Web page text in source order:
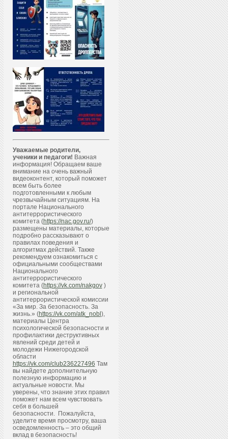
Уважаемые родители,
ученики и педагоги! Важная
информация! Обращаем ваше
внимание на очень важный
видеоконтент, который поможет
всем быть более
подготовленными к любым
чрезвычайным ситуациям. На
портале Национального
антитеррористического
комитета (https://nac.gov.ru/)
размещены материалы, которые
подробно рассказывают о
правилах поведения и
алгоритмах действий. Также
рекомендуем ознакомиться с
официальными сообществами
Национального
антитеррористического
комитета (https://vk.com/nakgov)
и региональной
антитеррористической комиссии
«За мир. За безопасность. За
жизнь.» (https://vk.com/atk_nobl ),
материалы Центра
психологической безопасности и
профилактики деструктивных
явлений среди детей и
молодежи Нижегородской
области
https://vk.com/club236227496 Там
вы найдете дополнительную
полезную информацию и
актуальные новости. Мы
уверены, что знание этих правил
поможет нам всем чувствовать
себя в большей
безопасности. Пожалуйста,
уделите время просмотру, ваша
осведомленность – это общий
вклад в безопасность!